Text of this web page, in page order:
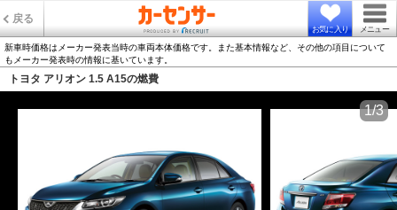
戻る
お気に入り メニュー
新車時価格はメーカー発表当時の車両本体価格です。また基本情報など、その他の項目について
もメーカー発表時の情報に基いています。
トヨタ アリオン 1.5 A15の燃費
1/3